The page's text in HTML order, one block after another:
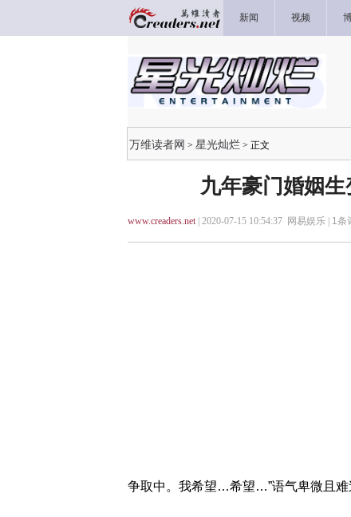
新闻 视频
万维读者网 > 星光灿烂 > 正文
九年豪门婚姻
www.creaders.net| 2020-07-15 10:54:37 网易娱乐 | 1条
争取中。我希望…希望…”语气卑微且难